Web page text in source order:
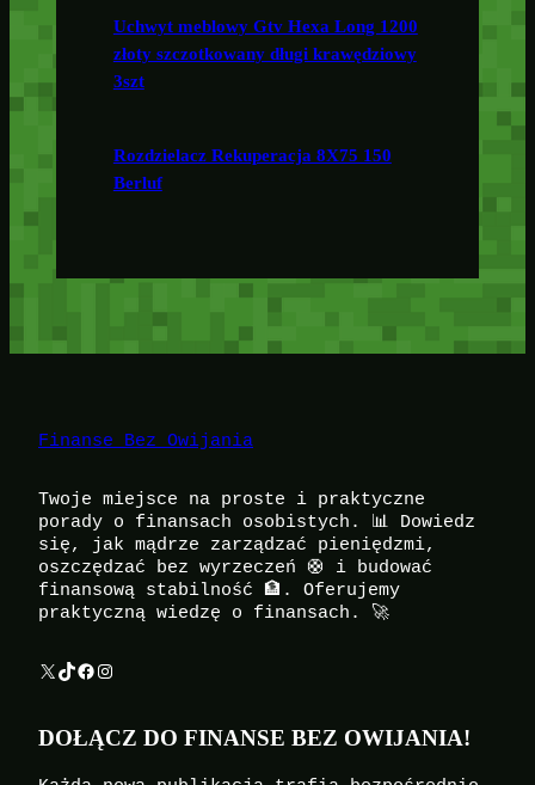
Uchwyt meblowy Gtv Hexa Long 1200
złoty szczotkowany długi krawędziowy
3szt
Rozdzielacz Rekuperacja 8X75 150
Berluf
Finanse Bez Owijania
Twoje miejsce na proste i praktyczne
porady o finansach osobistych. 📊 Dowiedz
się, jak mądrze zarządzać pieniędzmi,
oszczędzać bez wyrzeczeń 🛟 i budować
finansową stabilność 🏦. Oferujemy
praktyczną wiedzę o finansach. 🚀
X TikTok Facebook Instagram
DOŁĄCZ DO FINANSE BEZ OWIJANIA!